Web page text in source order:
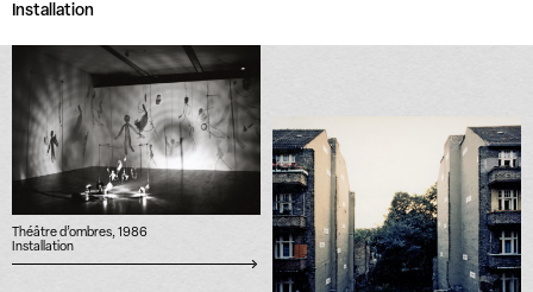
Installation
Théâtre d’ombres, 1986
Installation